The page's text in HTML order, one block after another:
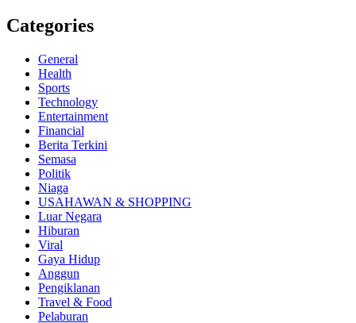
Categories
General
Health
Sports
Technology
Entertainment
Financial
Berita Terkini
Semasa
Politik
Niaga
USAHAWAN & SHOPPING
Luar Negara
Hiburan
Viral
Gaya Hidup
Anggun
Pengiklanan
Travel & Food
Pelaburan